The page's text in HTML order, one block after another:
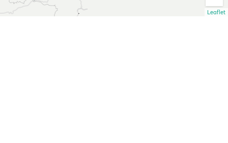
Leaflet